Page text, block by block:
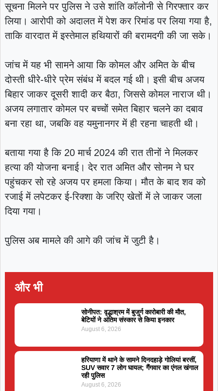
सूचना मिलने पर पुलिस ने उसे शांति कॉलोनी से गिरफ्तार कर
लिया। आरोपी को अदालत में पेश कर रिमांड पर लिया गया है,
ताकि वारदात में इस्तेमाल हथियारों की बरामदगी की जा सके।
जांच में यह भी सामने आया कि कोमल और अमित के बीच
दोस्ती धीरे-धीरे प्रेम संबंध में बदल गई थी। इसी बीच अजय
बिहार जाकर दूसरी शादी कर बैठा, जिससे कोमल नाराज थी।
अजय लगातार कोमल पर बच्चों समेत बिहार चलने का दबाव
बना रहा था, जबकि वह यमुनानगर में ही रहना चाहती थी।
बताया गया है कि 20 मार्च 2024 की रात तीनों ने मिलकर
हत्या की योजना बनाई। देर रात अमित और सोनम ने घर
पहुंचकर सो रहे अजय पर हमला किया। मौत के बाद शव को
रजाई में लपेटकर ई-रिक्शा के जरिए खेतों में ले जाकर जला
दिया गया।
पुलिस अब मामले की आगे की जांच में जुटी है।
और भी
सोनीपत: वृद्धाश्रम में बुजुर्ग कारोबारी की मौत,
बेटियों ने अंतिम संस्कार से किया इनकार
August 6, 2026
हरियाणा में थाने के सामने दिनदहाड़े गोलियां बरसीं,
SUV सवार 7 लोग घायल; गैंगवार का एंगल खंगाल
रही पुलिस
August 6, 2026